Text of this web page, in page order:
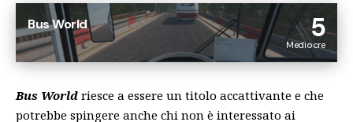
5
Mediocre
Bus World
Bus World riesce a essere un titolo accattivante e che
potrebbe spingere anche chi non è interessato ai